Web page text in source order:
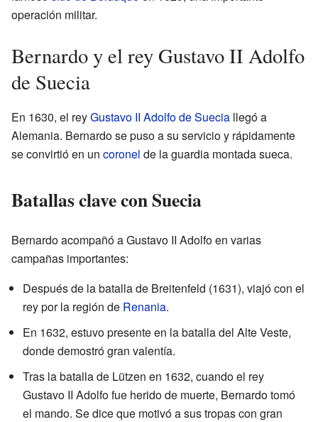
operación militar.
Bernardo y el rey Gustavo II Adolfo
de Suecia
En 1630, el reyGustavo II Adolfo de Suecia llegó a
Alemania. Bernardo se puso a su servicio y rápidamente
se convirtió en un coronel de la guardia montada sueca.
Batallas clave con Suecia
Bernardo acompañó a Gustavo II Adolfo en varias
campañas importantes:
Después de la batalla de Breitenfeld (1631), viajó con el
rey por la región de Renania.
En 1632, estuvo presente en la batalla del Alte Veste,
donde demostró gran valentía.
Tras la batalla de Lützen en 1632, cuando el rey
Gustavo II Adolfo fue herido de muerte, Bernardo tomó
el mando. Se dice que motivó a sus tropas con gran